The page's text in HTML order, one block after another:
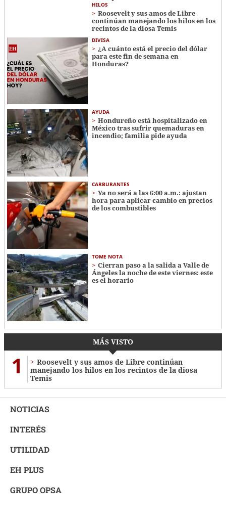
HILOS
Roosevelt y sus amos de Libre
continúan manejando los hilos en los
recintos de la diosa Temis
DIVISA
¿A cuánto está el precio del dólar
para este fin de semana en
Honduras?
AYUDA
Hondureño está hospitalizado en
México tras sufrir quemaduras en
incendio; familia pide ayuda
CARBURANTES
Ya no será a las 6:00 a.m.: ajustan
hora para aplicar cambio en precios
de los combustibles
TOME NOTA
Cierran paso a la salida a Valle de
Ángeles la noche de este viernes: este
es el horario
MÁS VISTO
1
Roosevelt y sus amos de Libre continúan
manejando los hilos en los recintos de la diosa
Temis
NOTICIAS
INTERÉS
UTILIDAD
EH PLUS
GRUPO OPSA